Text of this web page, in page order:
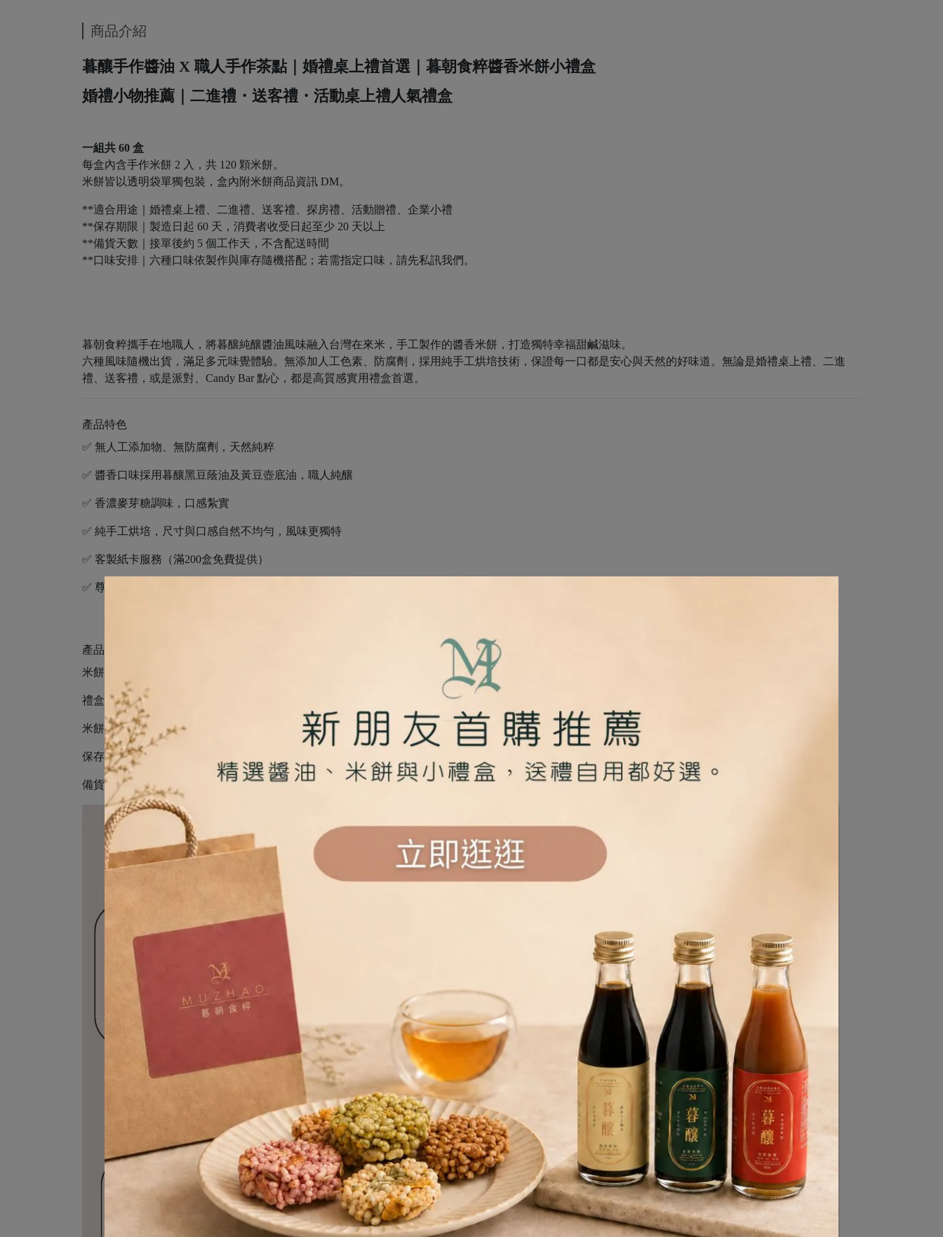
商品介紹
暮釀手作醬油 X 職人手作茶點｜婚禮桌上禮首選｜暮朝食粹醬香米餅小禮盒
婚禮小物推薦｜二進禮・送客禮・活動桌上禮人氣禮盒
一組共 60 盒
每盒內含手作米餅 2 入，共 120 顆米餅。
米餅皆以透明袋單獨包裝，盒內附米餅商品資訊 DM。
**適合用途｜婚禮桌上禮、二進禮、送客禮、探房禮、活動贈禮、企業小禮
**保存期限｜製造日起 60 天，消費者收受日起至少 20 天以上
**備貨天數｜接單後約 5 個工作天，不含配送時間
**口味安排｜六種口味依製作與庫存隨機搭配；若需指定口味，請先私訊我們。
暮朝食粹攜手在地職人，將暮釀純釀醬油風味融入台灣在來米，手工製作的醬香米餅，打造獨特幸福甜鹹滋味。
六種風味隨機出貨，滿足多元味覺體驗。無添加人工色素、防腐劑，採用純手工烘培技術，保證每一口都是安心與天然的好味道。無論是婚禮桌上禮、二進
禮、送客禮，或是派對、Candy Bar 點心，都是高質感實用禮盒首選。
產品特色
✅ 無人工添加物、無防腐劑，天然純粹
✅ 醬香口味採用暮釀黑豆蔭油及黃豆壺底油，職人純釀
✅ 香濃麥芽糖調味，口感紮實
✅ 純手工烘培，尺寸與口感自然不均勻，風味更獨特
✅ 客製紙卡服務（滿200盒免費提供）
✅ 尊爵藍與貴氣紅雙色禮盒，提升婚禮質感與品味
產品規格與內容物
米餅數量：2個／盒（隨機口味）
禮盒尺寸：11 x 7 x 3.5 cm
米餅尺寸：直徑約4.6-5 cm，厚度約1.8-2 cm
保存期限：製造日起60天
備貨時間：超過30盒以上需5個工作天製作